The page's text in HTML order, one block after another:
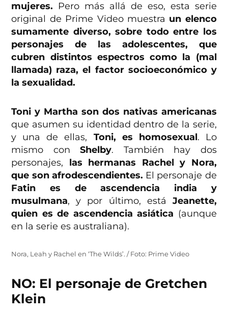
mujeres. Pero más allá de eso, esta serie
original de Prime Video muestra un elenco
sumamente diverso, sobre todo entre los
personajes de las adolescentes, que
cubren distintos espectros como la (mal
llamada) raza, el factor socioeconómico y
la sexualidad.
Toni y Martha son dos nativas americanas
que asumen su identidad dentro de la serie,
y una de ellas, Toni, es homosexual. Lo
mismo conShelby. También hay dos
personajes, las hermanas Rachel y Nora,
que son afrodescendientes. El personaje de
Fatin es de ascendencia india y
musulmana, y por último, está Jeanette,
quien es de ascendencia asiática (aunque
en la serie es australiana).
Nora, Leah y Rachel en ‘The Wilds’. / Foto: Prime Video
NO: El personaje de Gretchen
Klein